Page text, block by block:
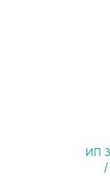
ИП
/